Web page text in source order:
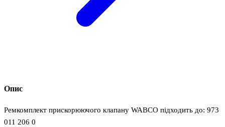
Опис
Ремкомплект прискорюючого клапану WABCO підходить до: 973
011 206 0